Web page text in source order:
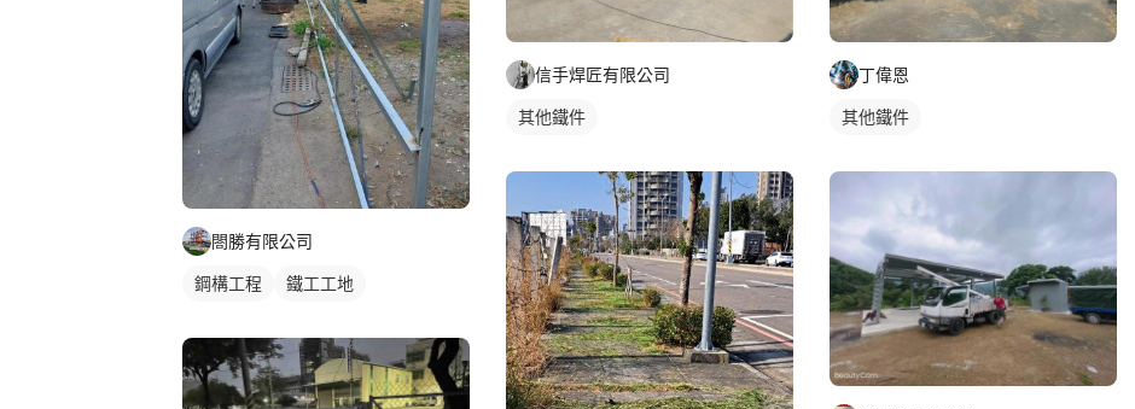
閤勝有限公司
鋼構工程 鐵工工地
信手焊匠有限公司
其他鐵件
丁偉恩
其他鐵件